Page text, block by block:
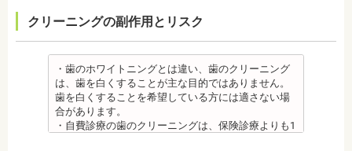
開かない、食事を噛むときに痛みが出る顎関節症を
発症する場合があります。
他にも自律神経失調症になることもあります。噛み
合わせが原因。
その他
・個人差がありますが子供にとって大きなストレス
になる場合があります。装置装着後もしっかりと状
況を聞いて話し合ってください。
・矯正中、頭痛、首や肩のこり、強い倦怠感、吐き
、毎日丁寧なブラッシング、歯を清潔にしてリスク
を抑えましょう。
・矯正中は、基本的に虫歯や歯周病の治療が行えな
いため、矯正前にこれらの治療を終わらせる必要が
あります。矯正専門の歯科の場合は、一般の歯科で
虫歯、歯周病の治療を行う必要もあります。
治療終了後
・矯正中、虫歯が悪化する場合があります。治療終
・矯正治療中、矯正装置の周りなど、ブラッシング
（歯磨き）しにくい部分ができるため、虫歯や歯周
炎のリスクが高くなります。間食を控え、矯正治療
中に合ったブラッシング指導を歯科医師より受けて
、毎日丁寧なブラッシング、歯を清潔にしてリスク
を抑えましょう。
に穴をあけて人工の歯根を埋め込み、その上に人工
た、インプラントを埋め込む骨の厚みを増やす手術
を行う場合、さらに期間を要することになります。
・インプラント治療を受けると定期検診、メインテ
ナンスをし続けなければいけません。人工物である
インプラントが虫歯になることはありませんが、日
ごろから丁寧なメインテナンスが必要となります。
メタルセラミック
オールセラミック
・オールセラミック治療は、本数が多いと費用が高
額となる場合が多くあります。また、陶器であり強
度は低いため、奥歯には不向きです。前歯でも欠け
てしまうこともあるため、歯ぎしりのクセがある方
はマウスピースで保護する場合もあります。
日本歯科大学新潟生命歯学部卒業
新潟大学医歯学総合病院にて研修
都内歯科医院にて勤務
クリーニングの副作用とリスク
・歯のホワイトニングとは違い、歯のクリーニング
は、歯を白くすることが主な目的ではありません。
歯を白くすることを希望している方には適さない場
合があります。
・自費診療の歯のクリーニングは、保険診療よりも1